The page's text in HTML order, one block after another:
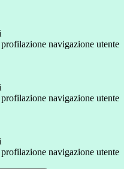
navigazione utente
navigazione utente
navigazione utente